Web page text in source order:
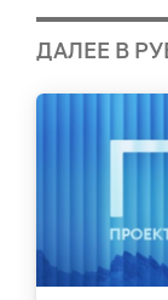
ДАЛЕЕ В